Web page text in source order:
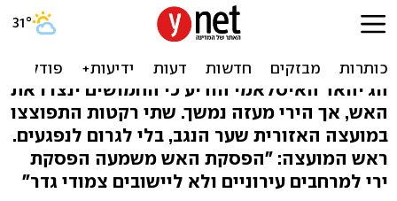
למרות הפסקת האש: 2 רקטות
התפוצצו בנגב
הג'יהאד האיסלאמי הודיע כי החמושים ינצרו את
האש, אך הירי מעזה נמשך. שתי רקטות התפוצצו
במועצה האזורית שער הנגב, בלי לגרום לנפגעים.
ראש המועצה: "הפסקת האש משמעה הפסקת
ירי למרחבים עירוניים ולא ליישובים צמודי גדר"